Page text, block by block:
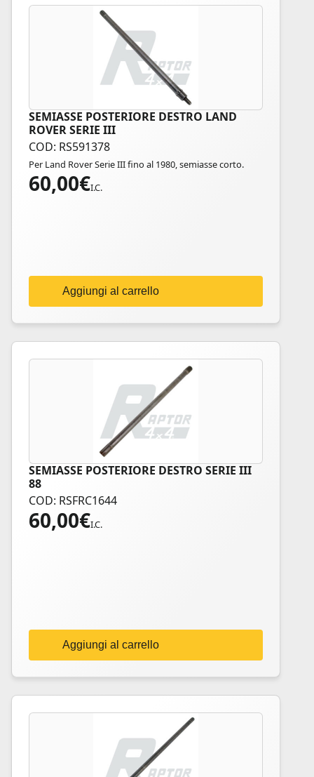
SEMIASSE POSTERIORE DESTRO LAND
ROVER SERIE III
COD: RS591378
Per Land Rover Serie III fino al 1980, semiasse corto.
60,00€I.C.
Aggiungi al carrello
SEMIASSE POSTERIORE DESTRO SERIE III
88
COD: RSFRC1644
60,00€I.C.
Aggiungi al carrello